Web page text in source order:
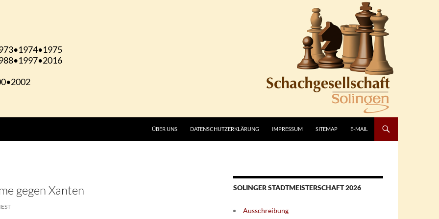
ÜBER UNS DATENSCHUTZERKLÄRUNG IMPRESSUM SITEMAP E-MAIL
gegen Xanten SOLINGER STADTMEISTERSCHAFT 2026
Ausschreibung